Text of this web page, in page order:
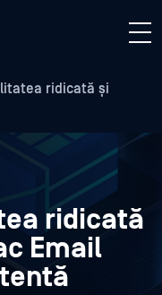
ridicată și
ridicată
Email